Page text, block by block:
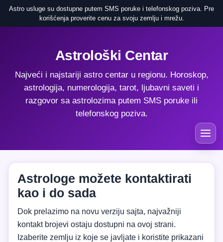
Astro usluge su dostupne putem SMS poruke i telefonskog poziva. Pre
korišćenja proverite cenu za svoju zemlju i mrežu.
Astrološki Centar
Najveći i najstariji astro centar u regionu. Horoskop,
astrologija, numerologija, tarot, ljubavni saveti i
razgovor sa astrolozima putem SMS poruke ili
telefonskog poziva.
Astrologe možete kontaktirati
kao i do sada
Dok prelazimo na novu verziju sajta, najvažniji
kontakt brojevi ostaju dostupni na ovoj strani.
Izaberite zemlju iz koje se javljate i koristite prikazani